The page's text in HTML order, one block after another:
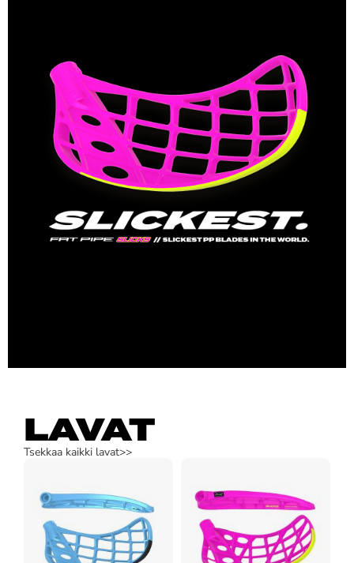
LAVAT
Tsekkaa kaikki lavat>>